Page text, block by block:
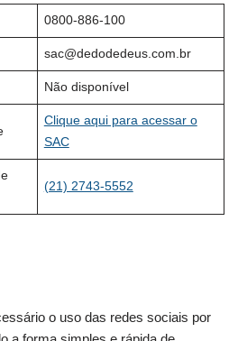
0800-886-100
sac@dedodedeus.com.br
Não disponível
Clique aqui para acessar o
SAC
(21) 2743-5552
o uso das redes sociais por